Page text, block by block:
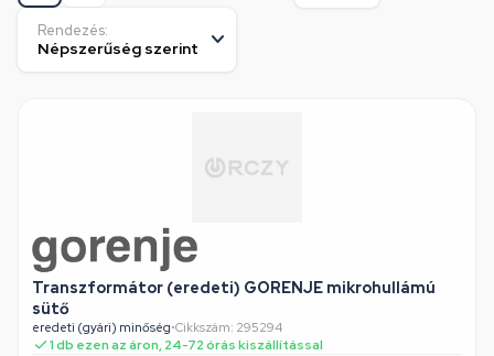
Rendezés:
Transzformátor (eredeti) GORENJE mikrohullámú
sütő
eredeti (gyári) minőség•Cikkszám: 295294
1 db ezen az áron, 24-72 órás kiszállítással